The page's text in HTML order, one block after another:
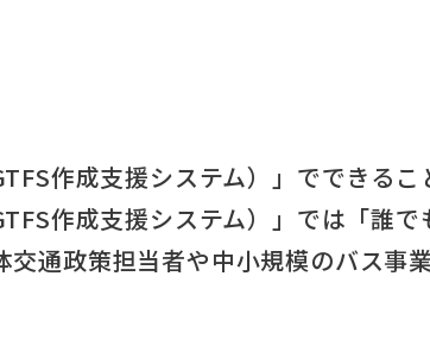
作成支援システム）」でできるこ
作成支援システム）」では「誰
通政策担当者や中小規模のバス事